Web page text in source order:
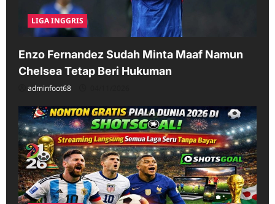
LIGA INGGRIS
Enzo Fernandez Sudah Minta Maaf Namun
Chelsea Tetap Beri Hukuman
adminfoot68